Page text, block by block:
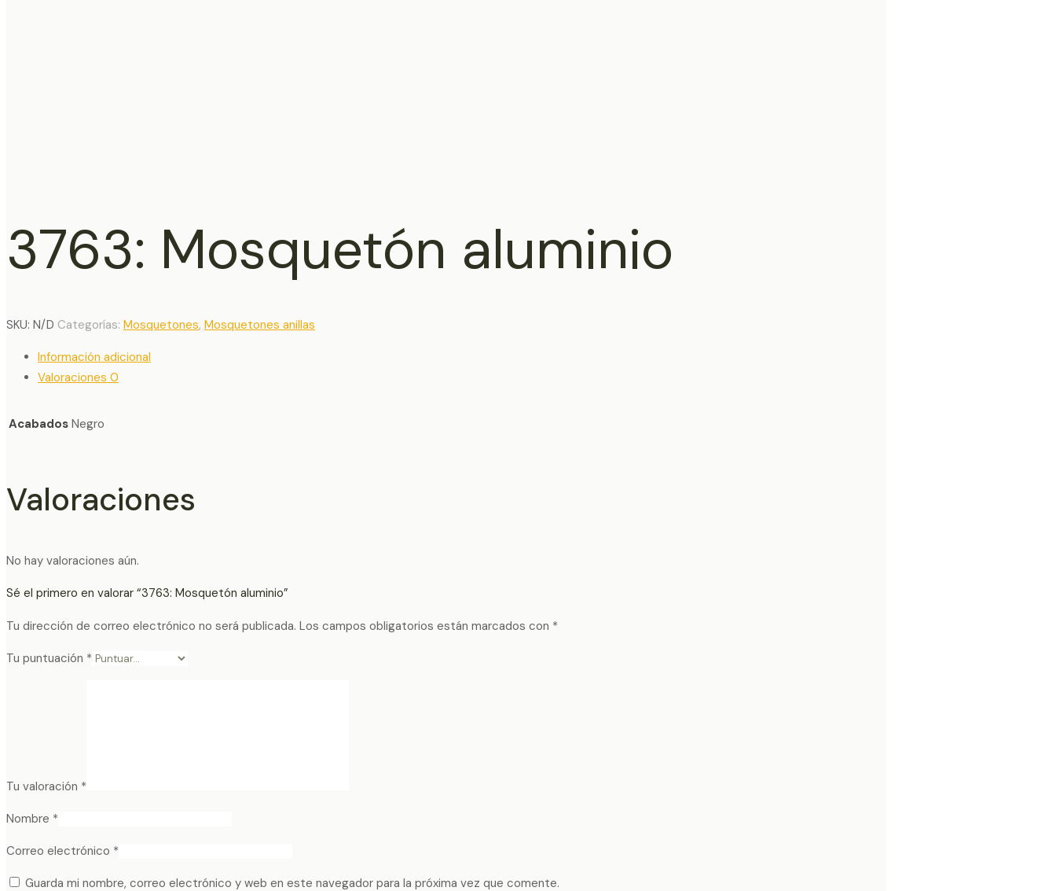
3763: Mosquetón aluminio
SKU: N/D Categorías: Mosquetones, Mosquetones anillas
Información adicional
Valoraciones 0
Acabados Negro
Valoraciones
No hay valoraciones aún.
Sé el primero en valorar “3763: Mosquetón aluminio”
Tu dirección de correo electrónico no será publicada. Los campos obligatorios están marcados con *
Tu puntuación *
Tu valoración *
Nombre *
Correo electrónico *
Guarda mi nombre, correo electrónico y web en este navegador para la próxima vez que comente.